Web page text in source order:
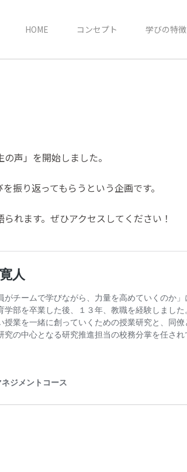
HOME コンセプト 学びの特徴
声」を開始しました。
振り返ってもらうという企画です。
れます。ぜひアクセスしてください！